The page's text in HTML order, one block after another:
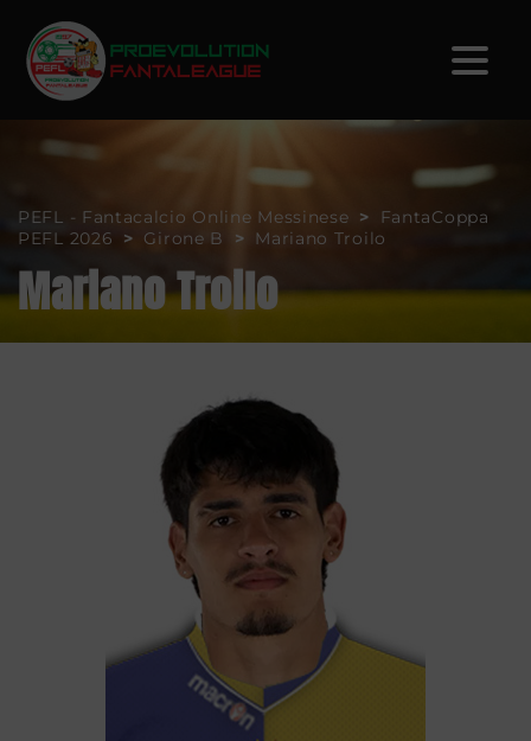
PEFL - Fantacalcio Online Messinese >
FantaCoppa
PEFL 2026
> Girone B > Mariano Troilo
Mariano Troilo